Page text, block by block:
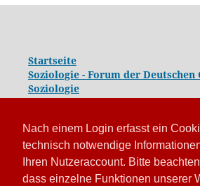
Nach einem Login erfasst ein
technisch notwendige
Ihren Nutzeraccount. Bitte
dass einzelne Funktionen unserer
Startseite
Soziologie - Forum der
Soziologie
Kongressband 2020: Gesellschaft
Komplexe
und lokaler Entwicklungen
Kongressband 2016:
Kongressband 2014: Routinen der
Routinen